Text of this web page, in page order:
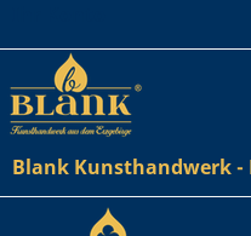
Blank Kunsthandwerk